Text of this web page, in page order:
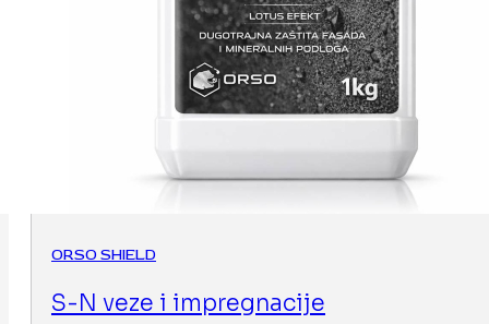
ORSO SHIELD
S-N veze i impregnacije